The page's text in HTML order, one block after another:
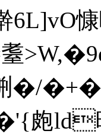
�/
�'{皰